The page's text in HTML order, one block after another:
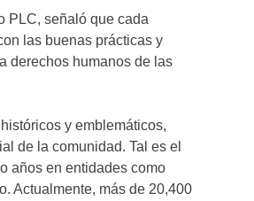
PLC, señaló que cada
las buenas prácticas y
derechos humanos de las
y emblemáticos,
de la comunidad. Tal es el
años en entidades como
Actualmente, más de 20,400